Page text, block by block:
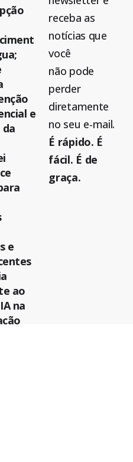
e
da
e
ao
na
receba as
notícias que
você
não pode
perder
diretamente
no seu e-mail.
É rápido. É
fácil. É de
graça.